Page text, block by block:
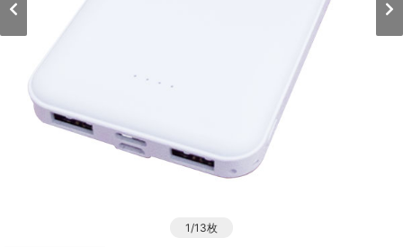
1/13枚